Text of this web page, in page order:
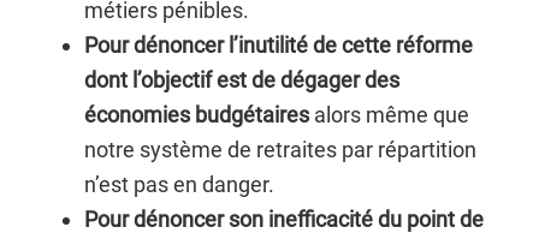
métiers pénibles.
Pour dénoncer l’inutilité de cette réforme
dont l’objectif est de dégager des
économies budgétaires alors même que
notre système de retraites par répartition
n’est pas en danger.
Pour dénoncer son inefficacité du point de